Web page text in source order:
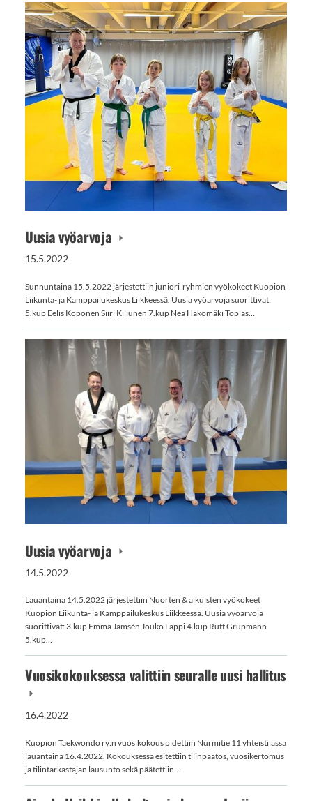
Uusia vyöarvoja
15.5.2022
Sunnuntaina 15.5.2022 järjestettiin juniori-ryhmien vyökokeet Kuopion
Liikunta- ja Kamppailukeskus Liikkeessä. Uusia vyöarvoja suorittivat:
5.kup Eelis Koponen Siiri Kiljunen 7.kup Nea Hakomäki Topias…
Uusia vyöarvoja
14.5.2022
Lauantaina 14.5.2022 järjestettiin Nuorten & aikuisten vyökokeet
Kuopion Liikunta- ja Kamppailukeskus Liikkeessä. Uusia vyöarvoja
suorittivat: 3.kup Emma Jämsén Jouko Lappi 4.kup Rutt Grupmann
5.kup…
Vuosikokouksessa valittiin seuralle uusi hallitus
16.4.2022
Kuopion Taekwondo ry:n vuosikokous pidettiin Nurmitie 11 yhteistilassa
lauantaina 16.4.2022. Kokouksessa esitettiin tilinpäätös, vuosikertomus
ja tilintarkastajan lausunto sekä päätettiin…